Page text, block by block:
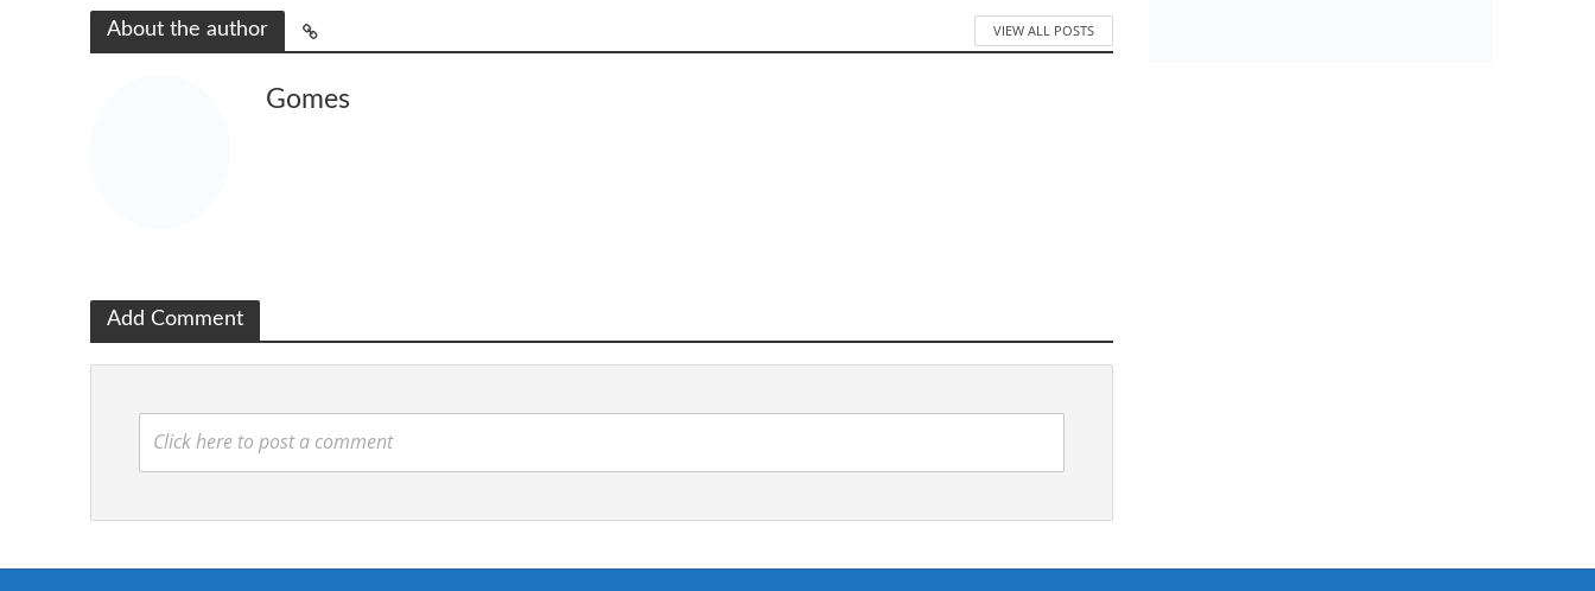
About the author VIEW ALL POSTS
Gomes
Add Comment
Click here to post a comment